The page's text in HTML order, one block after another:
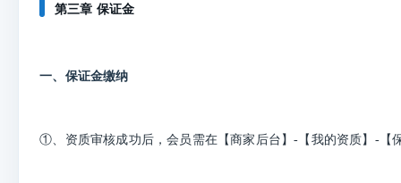
第三章 保证金
一、保证金缴纳
①、资质审核成功后，会员需在【商家后台】-【我的资质】-【